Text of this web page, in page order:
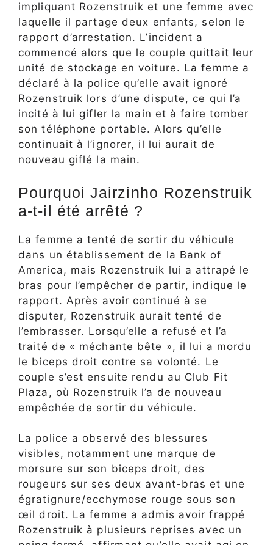
impliquant Rozenstruik et une femme avec
laquelle il partage deux enfants, selon le
rapport d’arrestation. L’incident a
commencé alors que le couple quittait leur
unité de stockage en voiture. La femme a
déclaré à la police qu’elle avait ignoré
Rozenstruik lors d’une dispute, ce qui l’a
incité à lui gifler la main et à faire tomber
son téléphone portable. Alors qu’elle
continuait à l’ignorer, il lui aurait de
nouveau giflé la main.
Pourquoi Jairzinho Rozenstruik
a-t-il été arrêté ?
La femme a tenté de sortir du véhicule
dans un établissement de la Bank of
America, mais Rozenstruik lui a attrapé le
bras pour l’empêcher de partir, indique le
rapport. Après avoir continué à se
disputer, Rozenstruik aurait tenté de
l’embrasser. Lorsqu’elle a refusé et l’a
traité de « méchante bête », il lui a mordu
le biceps droit contre sa volonté. Le
couple s’est ensuite rendu au Club Fit
Plaza, où Rozenstruik l’a de nouveau
empêchée de sortir du véhicule.
La police a observé des blessures
visibles, notamment une marque de
morsure sur son biceps droit, des
rougeurs sur ses deux avant-bras et une
égratignure/ecchymose rouge sous son
œil droit. La femme a admis avoir frappé
Rozenstruik à plusieurs reprises avec un